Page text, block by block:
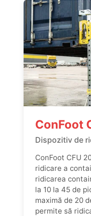
ConFoot
Dispozitiv de
ConFoot CFU
ridicare a
ridicarea
la 10 la 45 de
maximă de 20
permite să